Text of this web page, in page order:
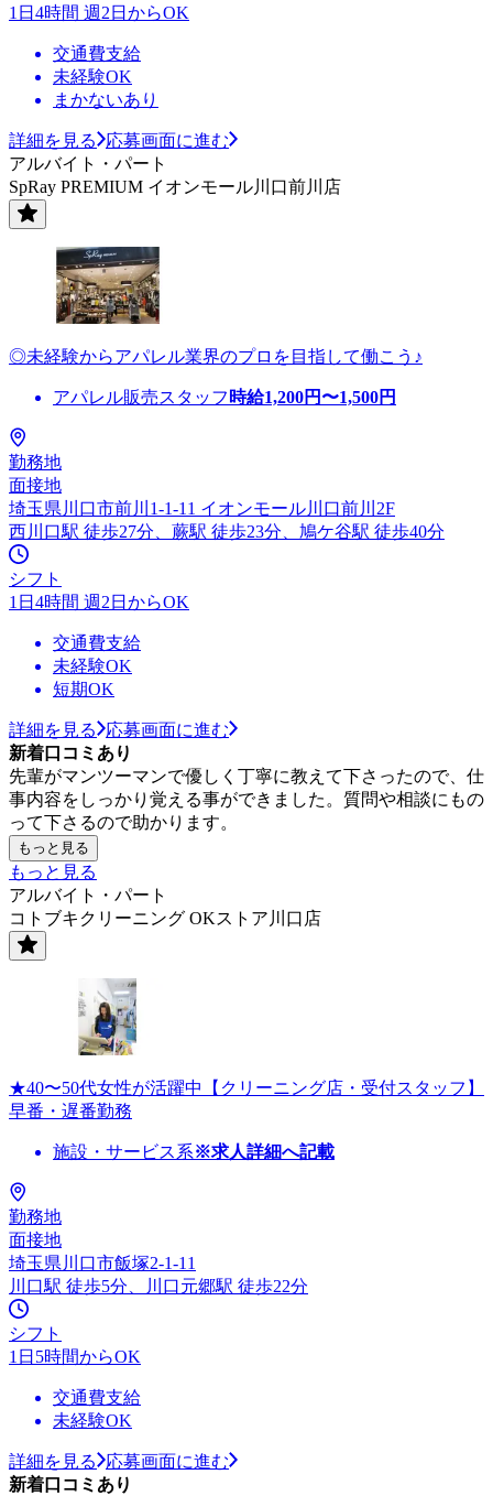
1日4時間 週2日からOK
交通費支給
未経験OK
まかないあり
詳細を見る
応募画面に進む
アルバイト・パート
SpRay PREMIUM イオンモール川口前川店
◎未経験からアパレル業界のプロを目指して働こう♪
アパレル販売スタッフ 時給1,200円〜1,500円
勤務地
面接地
埼玉県川口市前川1-1-11 イオンモール川口前川2F
西川口駅 徒歩27分、蕨駅 徒歩23分、鳩ケ谷駅 徒歩40分
シフト
1日4時間 週2日からOK
交通費支給
未経験OK
短期OK
詳細を見る
応募画面に進む
新着口コミあり
先輩がマンツーマンで優しく丁寧に教えて下さったので、仕
事内容をしっかり覚える事ができました。質問や相談にもの
って下さるので助かります。
もっと見る
もっと見る
アルバイト・パート
コトブキクリーニング OKストア川口店
★40〜50代女性が活躍中【クリーニング店・受付スタッフ】
早番・遅番勤務
施設・サービス系※求人詳細へ記載
勤務地
面接地
埼玉県川口市飯塚2-1-11
川口駅 徒歩5分、川口元郷駅 徒歩22分
シフト
1日5時間からOK
交通費支給
未経験OK
詳細を見る
応募画面に進む
新着口コミあり